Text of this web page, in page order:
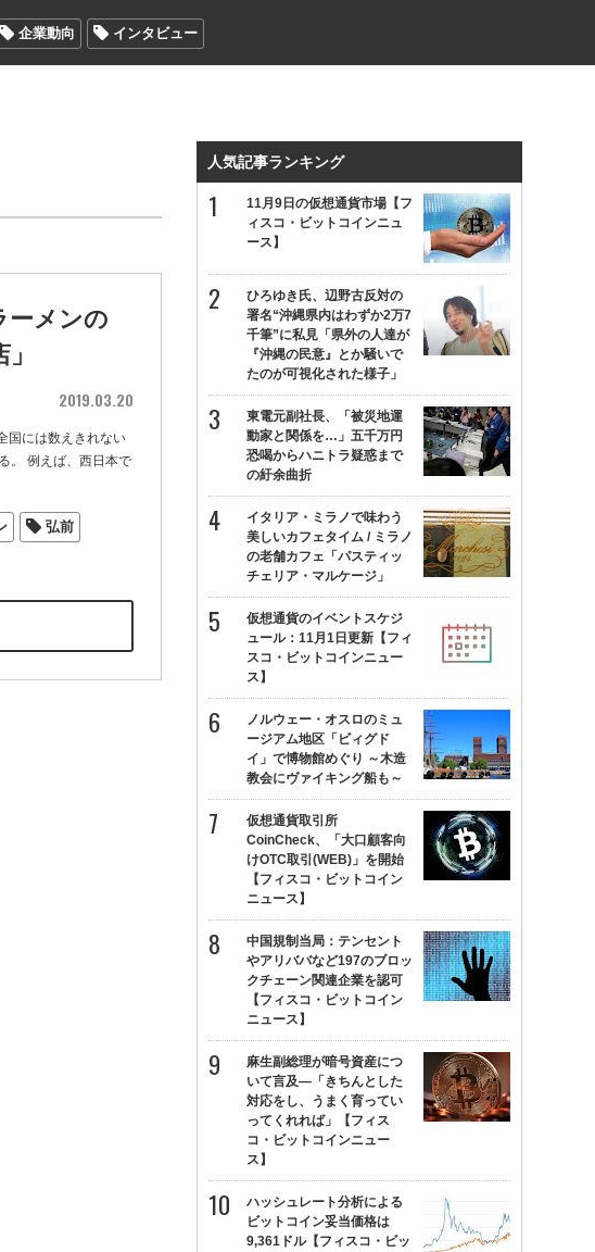
企業動向 インタビュー
ーメンの
2019.03.20
国には数えきれない
。 例えば、西日本で
弘前
人気記事ランキング
11月9日の仮想通貨市場【フ
ィスコ・ビットコインニュ
ース】
ひろゆき氏、辺野古反対の
署名“沖縄県内はわずか2万7
千筆”に私見「県外の人達が
『沖縄の民意』とか騒いで
たのが可視化された様子」
東電元副社長、「被災地運
動家と関係を…」五千万円
恐喝からハニトラ疑惑まで
の紆余曲折
イタリア・ミラノで味わう
美しいカフェタイム / ミラノ
の老舗カフェ「パスティッ
チェリア・マルケージ」
仮想通貨のイベントスケジ
ュール：11月1日更新【フィ
スコ・ビットコインニュー
ス】
ノルウェー・オスロのミュ
ージアム地区「ビィグド
イ」で博物館めぐり ～木造
教会にヴァイキング船も～
仮想通貨取引所
CoinCheck、「大口顧客向
けOTC取引(WEB)」を開始
【フィスコ・ビットコイン
ニュース】
中国規制当局：テンセント
やアリババなど197のブロッ
クチェーン関連企業を認可
【フィスコ・ビットコイン
ニュース】
麻生副総理が暗号資産につ
いて言及—「きちんとした
対応をし、うまく育ってい
ってくれれば」【フィス
コ・ビットコインニュー
ス】
ハッシュレート分析による
ビットコイン妥当価格は
9,361ドル【フィスコ・ビッ